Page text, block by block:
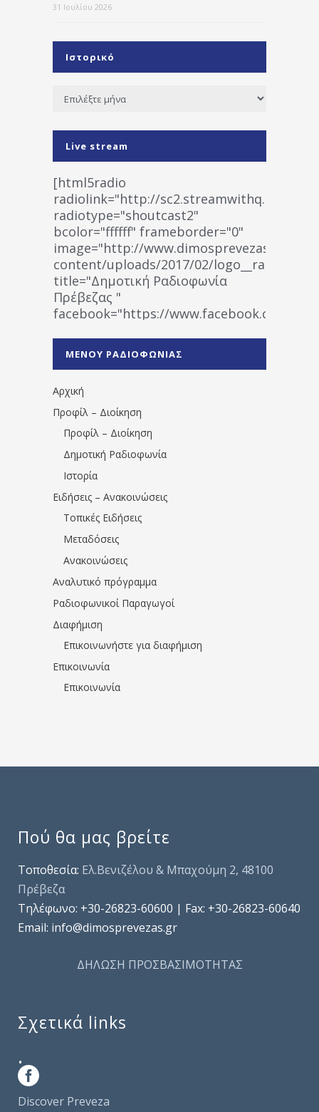
31 Ιουλίου 2026
Ιστορικό
Ιστορικό
Live stream
[html5radio
radiolink="http://
radiotype="shoutcast2"
bcolor="ffffff" frameborder="0"
image="http://www.dimosprevezas.gr/wp-
content/uploads/2017/02/
title="Δημοτική Ραδιοφωνία
Πρέβεζας "
facebook="https://www.facebook.com/
1531194763766854/" artist="" ]
ΜΕΝΟΥ ΡΑΔΙΟΦΩΝΙΑΣ
Αρχική
Προφίλ – Διοίκηση
Προφίλ – Διοίκηση
Δημοτική Ραδιοφωνία
Ιστορία
Ειδήσεις – Ανακοινώσεις
Τοπικές Ειδήσεις
Μεταδόσεις
Ανακοινώσεις
Αναλυτικό πρόγραμμα
Ραδιοφωνικοί Παραγωγοί
Διαφήμιση
Επικοινωνήστε για διαφήμιση
Επικοινωνία
Επικοινωνία
Πού θα μας βρείτε
Τοποθεσία: Ελ.Βενιζέλου & Μπαχούμη 2, 48100
Πρέβεζα
Τηλέφωνo: +30-26823-60600 | Fax: +30-26823-60640
Email: info@dimosprevezas.gr
ΔΗΛΩΣΗ ΠΡΟΣΒΑΣΙΜΟΤΗΤΑΣ
Σχετικά links
.
Discover Preveza